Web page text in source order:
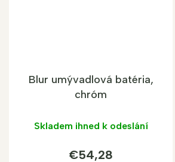
Blur umývadlová batéria,
chróm
Skladem ihned k odeslání
€54,28